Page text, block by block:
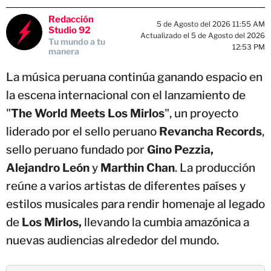
Redacción
Studio 92
Tu mundo a tu
manera
5 de Agosto del 2026 11:55 AM
Actualizado el 5 de Agosto del 2026
12:53 PM
La música peruana continúa ganando espacio en
la escena internacional con el lanzamiento de
"The World Meets Los Mirlos", un proyecto
liderado por el sello peruano Revancha Records,
sello peruano fundado por Gino Pezzia,
Alejandro Leóny Marthin Chan. La producción
reúne a varios artistas de diferentes países y
estilos musicales para rendir homenaje al legado
de Los Mirlos, llevando la cumbia amazónica a
nuevas audiencias alrededor del mundo.